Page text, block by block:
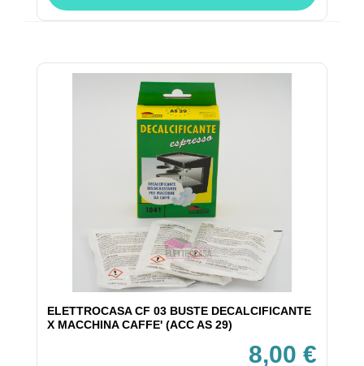
ELETTROCASA CF 03 BUSTE DECALCIFICANTE
X MACCHINA CAFFE' (ACC AS 29)
8,00 €